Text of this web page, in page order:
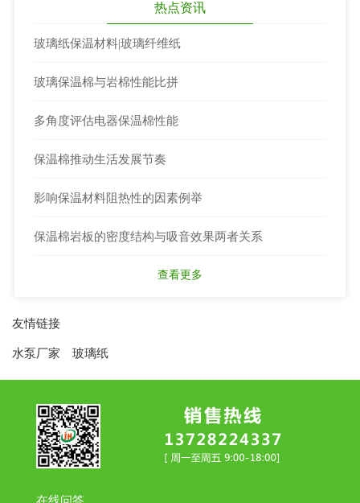
热点资讯
玻璃纸保温材料|玻璃纤维纸
玻璃保温棉与岩棉性能比拼
多角度评估电器保温棉性能
保温棉推动生活发展节奏
影响保温材料阻热性的因素例举
保温棉岩板的密度结构与吸音效果两者关系
查看更多
友情链接
水泵厂家 玻璃纸